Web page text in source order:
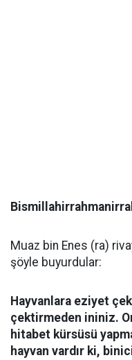
Muaz bin Enes (ra)
şöyle buyurdular:
Hayvanlara eziyet
çektirmeden ininiz.
hitabet kürsüsü
hayvan vardır ki,